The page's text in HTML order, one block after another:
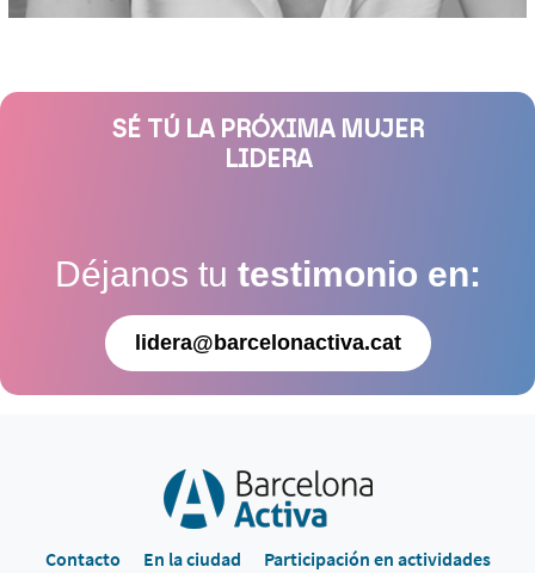
SÉ TÚ LA PRÓXIMA MUJER
LIDERA
Déjanos tu testimonio en:
lidera@barcelonactiva.cat
Contacto En la ciudad
Participación en actividades